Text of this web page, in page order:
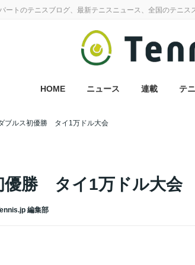
ートのテニスブログ、最新テニスニュース、全国のテニ
HOME ニュース 連載 テ
優勝 タイ1万ドル大会
編集部
ブルス初優勝 タイ1万ドル大会